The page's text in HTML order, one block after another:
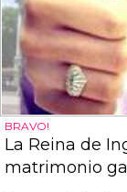
BRAVO!
La Reina de
matrimonio